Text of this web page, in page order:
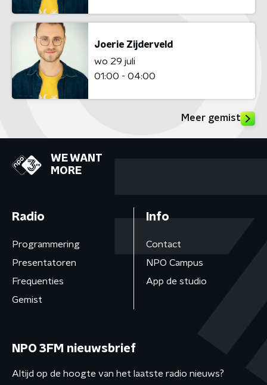
Joerie Zijderveld
wo 29 juli
01:00 - 04:00
Meer gemist
WE WANT
MORE
Radio
Programmering
Presentatoren
Frequenties
Gemist
Info
Contact
NPO Campus
App de studio
NPO 3FM nieuwsbrief
Altijd op de hoogte van het laatste radio nieuws?